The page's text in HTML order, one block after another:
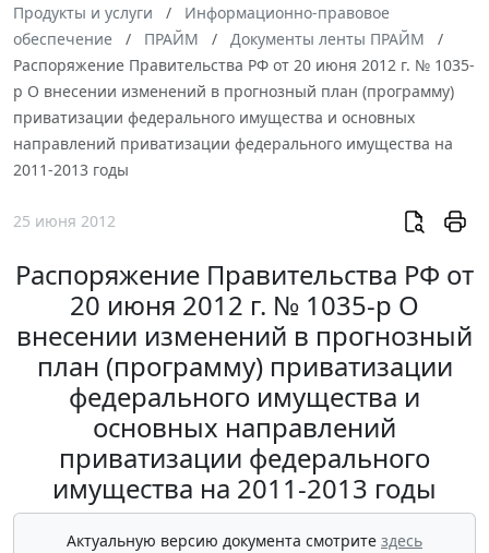
Продукты и услуги
Информационно-правовое
обеспечение
ПРАЙМ
Документы ленты ПРАЙМ
Распоряжение Правительства РФ от 20 июня 2012 г. № 1035-
р О внесении изменений в прогнозный план (программу)
приватизации федерального имущества и основных
направлений приватизации федерального имущества на
2011-2013 годы
25 июня 2012
Распоряжение Правительства РФ от
20 июня 2012 г. № 1035-р О
внесении изменений в прогнозный
план (программу) приватизации
федерального имущества и
основных направлений
приватизации федерального
имущества на 2011-2013 годы
Актуальную версию документа смотрите здесь